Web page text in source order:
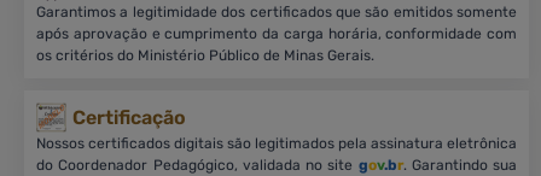
Garantimos a legitimidade dos certificados que são emitidos somente
após aprovação e cumprimento da carga horária, conformidade com
os critérios do Ministério Público de Minas Gerais.
Certificação
Nossos certificados digitais são legitimados pela assinatura eletrônica
do Coordenador Pedagógico, validada no site gov.br. Garantindo sua